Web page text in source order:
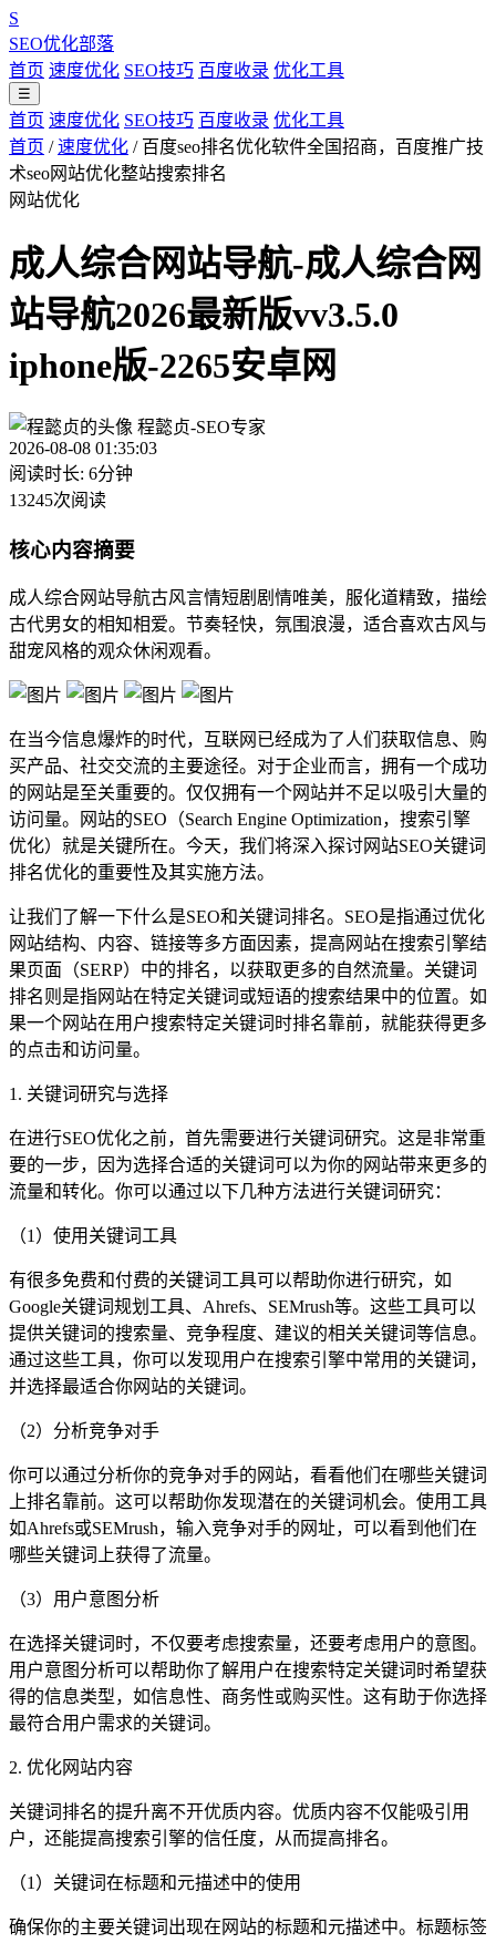
S
SEO优化部落
首页 速度优化 SEO技巧 百度收录 优化工具
☰
首页 速度优化 SEO技巧 百度收录 优化工具
首页 / 速度优化 / 百度seo排名优化软件全国招商，百度推广技
术seo网站优化整站搜索排名
网站优化
成人综合网站导航-成人综合网
站导航2026最新版vv3.5.0
iphone版-2265安卓网
程懿贞-SEO专家
2026-08-08 01:35:03
阅读时长: 6分钟
13245次阅读
核心内容摘要
成人综合网站导航古风言情短剧剧情唯美，服化道精致，描绘
古代男女的相知相爱。节奏轻快，氛围浪漫，适合喜欢古风与
甜宠风格的观众休闲观看。
在当今信息爆炸的时代，互联网已经成为了人们获取信息、购
买产品、社交交流的主要途径。对于企业而言，拥有一个成功
的网站是至关重要的。仅仅拥有一个网站并不足以吸引大量的
访问量。网站的SEO（Search Engine Optimization，搜索引擎
优化）就是关键所在。今天，我们将深入探讨网站SEO关键词
排名优化的重要性及其实施方法。
让我们了解一下什么是SEO和关键词排名。SEO是指通过优化
网站结构、内容、链接等多方面因素，提高网站在搜索引擎结
果页面（SERP）中的排名，以获取更多的自然流量。关键词
排名则是指网站在特定关键词或短语的搜索结果中的位置。如
果一个网站在用户搜索特定关键词时排名靠前，就能获得更多
的点击和访问量。
1. 关键词研究与选择
在进行SEO优化之前，首先需要进行关键词研究。这是非常重
要的一步，因为选择合适的关键词可以为你的网站带来更多的
流量和转化。你可以通过以下几种方法进行关键词研究：
（1）使用关键词工具
有很多免费和付费的关键词工具可以帮助你进行研究，如
Google关键词规划工具、Ahrefs、SEMrush等。这些工具可以
提供关键词的搜索量、竞争程度、建议的相关关键词等信息。
通过这些工具，你可以发现用户在搜索引擎中常用的关键词，
并选择最适合你网站的关键词。
（2）分析竞争对手
你可以通过分析你的竞争对手的网站，看看他们在哪些关键词
上排名靠前。这可以帮助你发现潜在的关键词机会。使用工具
如Ahrefs或SEMrush，输入竞争对手的网址，可以看到他们在
哪些关键词上获得了流量。
（3）用户意图分析
在选择关键词时，不仅要考虑搜索量，还要考虑用户的意图。
用户意图分析可以帮助你了解用户在搜索特定关键词时希望获
得的信息类型，如信息性、商务性或购买性。这有助于你选择
最符合用户需求的关键词。
2. 优化网站内容
关键词排名的提升离不开优质内容。优质内容不仅能吸引用
户，还能提高搜索引擎的信任度，从而提高排名。
（1）关键词在标题和元描述中的使用
确保你的主要关键词出现在网站的标题和元描述中。标题标签